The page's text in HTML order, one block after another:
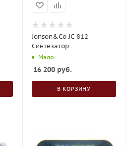
Jonson&Co JC 812
Синтезатор
Мало
16 200 руб.
В КОРЗИНУ